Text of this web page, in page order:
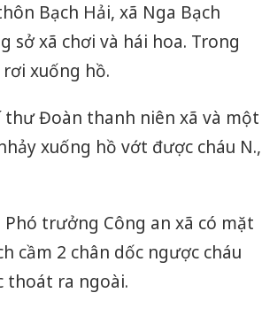
Bạch Hải, xã Nga Bạch
sở xã chơi và hái hoa. Trong
xuống hồ.
thư Đoàn thanh niên xã và một
xuống hồ vớt được cháu N.,
trưởng Công an xã có mặt
cầm 2 chân dốc ngược cháu
thoát ra ngoài.